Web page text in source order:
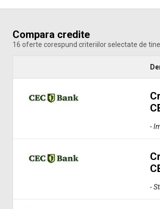
Compara credite
16 oferte corespund criteriilor selectate de tine
-
-